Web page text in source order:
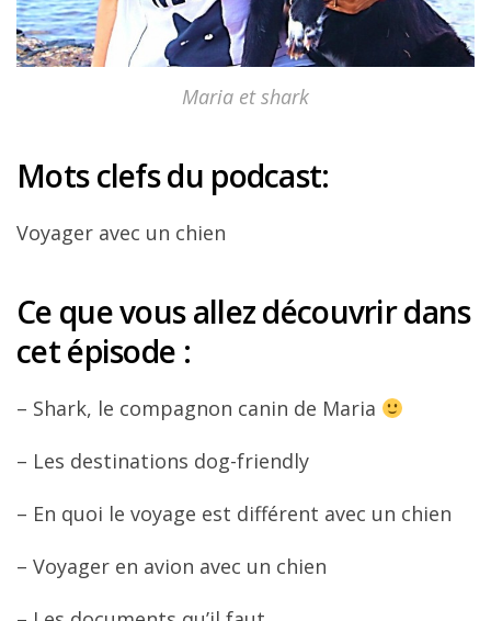
Maria et shark
Mots clefs du podcast:
Voyager avec un chien
Ce que vous allez découvrir dans
cet épisode :
– Shark, le compagnon canin de Maria
– Les destinations dog-friendly
– En quoi le voyage est différent avec un chien
– Voyager en avion avec un chien